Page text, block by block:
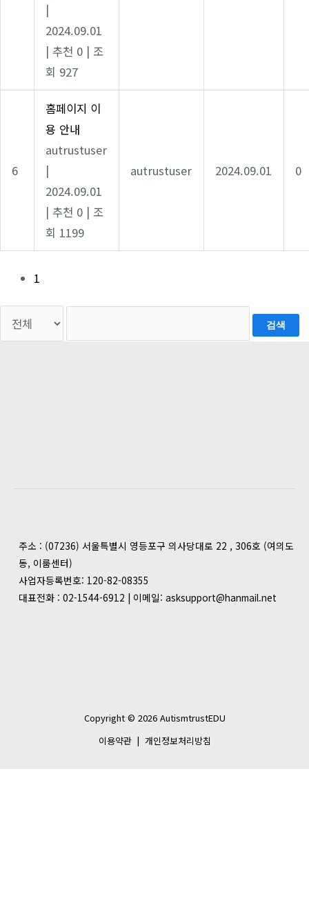
|
2024.09.01
| 추천 0 | 조
회 927
6
홈페이지 이
용 안내
autrustuser
|
2024.09.01
| 추천 0 | 조
회 1199
autrustuser 2024.09.01 0
1
검색
주소 : (07236) 서울특별시 영등포구 의사당대로 22 , 306호 (여의도
동, 이룸센터)
사업자등록번호: 120-82-08355
대표전화 : 02-1544-6912 | 이메일: asksupport@hanmail.net
Copyright © 2026 AutismtrustEDU
이용약관| 개인정보처리방침